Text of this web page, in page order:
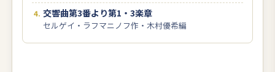
交響曲第3番より第1・3楽章
セルゲイ・ラフマニノフ作・木村優希編